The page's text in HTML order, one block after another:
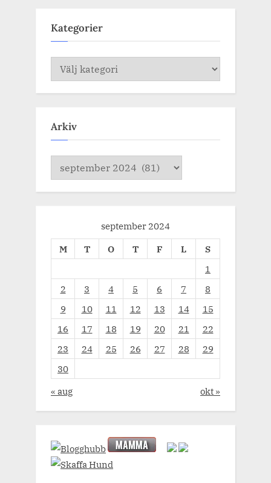
Kategorier
Kategorier
Arkiv
september 2024
M
T O T F L
S
1
2
3 4 5 6 7
8
9
10 11 12 13 14
15
16
17 18 19 20 21
22
23
24 25 26 27 28
29
30
« aug
okt »